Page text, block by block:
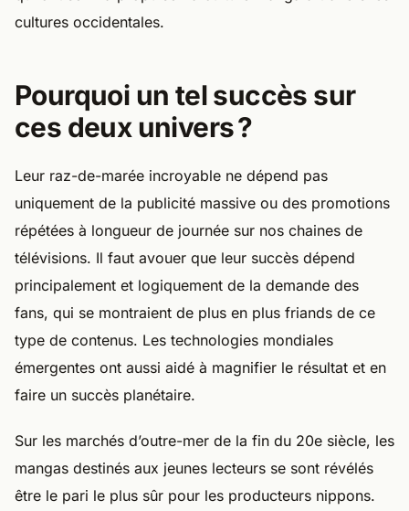
cultures occidentales.
Pourquoi un tel succès sur
ces deux univers ?
Leur raz-de-marée incroyable ne dépend pas
uniquement de la publicité massive ou des promotions
répétées à longueur de journée sur nos chaines de
télévisions. Il faut avouer que leur succès dépend
principalement et logiquement de la demande des
fans, qui se montraient de plus en plus friands de ce
type de contenus. Les technologies mondiales
émergentes ont aussi aidé à magnifier le résultat et en
faire un succès planétaire.
Sur les marchés d’outre-mer de la fin du 20e siècle, les
mangas destinés aux jeunes lecteurs se sont révélés
être le pari le plus sûr pour les producteurs nippons.